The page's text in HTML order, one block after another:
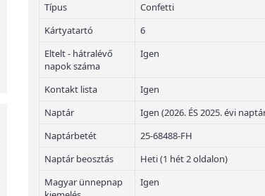
Típus
Confetti
Kártyatartó
6
Eltelt - hátralévő
napok száma
Igen
Kontakt lista
Igen
Naptár
Igen (2026. ÉS 2025. évi
Naptárbetét
25-68488-FH
Naptár beosztás
Heti (1 hét 2 oldalon)
Magyar ünnepnap
Igen